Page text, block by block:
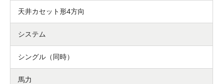
天井カセット形4方向
システム
シングル（同時）
馬力